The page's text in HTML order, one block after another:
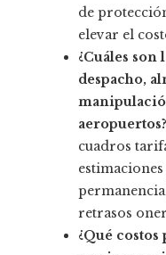
de
elevar el
¿Cuáles son
despacho,
aeropuertos?
cuadros
retrasos
¿Qué